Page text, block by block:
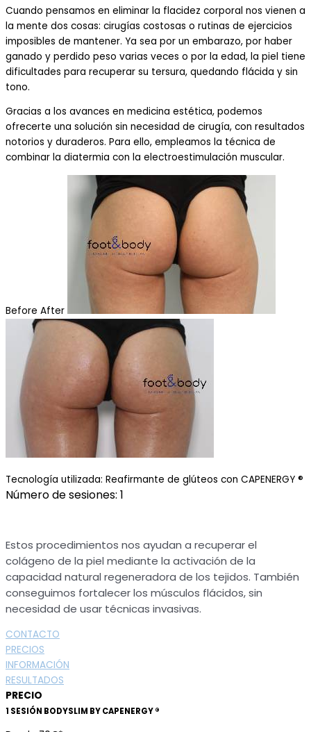
Cuando pensamos en eliminar la flacidez corporal nos vienen a
la mente dos cosas: cirugías costosas o rutinas de ejercicios
imposibles de mantener. Ya sea por un embarazo, por haber
ganado y perdido peso varias veces o por la edad, la piel tiene
dificultades para recuperar su tersura, quedando flácida y sin
tono.
Gracias a los avances en medicina estética, podemos
ofrecerte una solución sin necesidad de cirugía, con resultados
notorios y duraderos. Para ello, empleamos la técnica de
combinar la diatermia con la electroestimulación muscular.
Before After
Tecnología utilizada: Reafirmante de glúteos con CAPENERGY ®
Número de sesiones: 1
Estos procedimientos nos ayudan a recuperar el
colágeno de la piel mediante la activación de la
capacidad natural regeneradora de los tejidos. También
conseguimos fortalecer los músculos flácidos, sin
necesidad de usar técnicas invasivas.
CONTACTO
PRECIOS
INFORMACIÓN
RESULTADOS
PRECIO
1 SESIÓN BODYSLIM BY CAPENERGY ®